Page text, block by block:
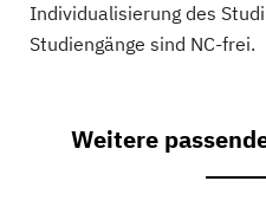
Individualisierung des
Studiengänge sind NC-frei.
Weitere